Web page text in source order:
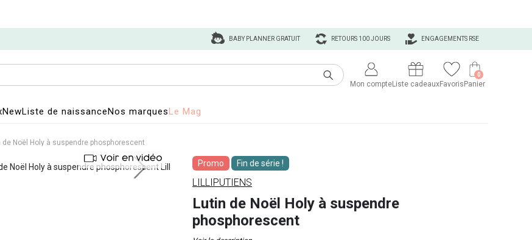
ENGAGEMENTS RSE
RETOURS 100 JOURS
BABY PLANNER GRATUIT
Mon compteListe cadeauxFavoris Panier
0
NewListe de naissanceNos marquesLe Mag
de Noël Holy à suspendre phosphorescent
Promo Fin de série !
LILLIPUTIENS
Lutin de Noël Holy à suspendre
phosphorescent